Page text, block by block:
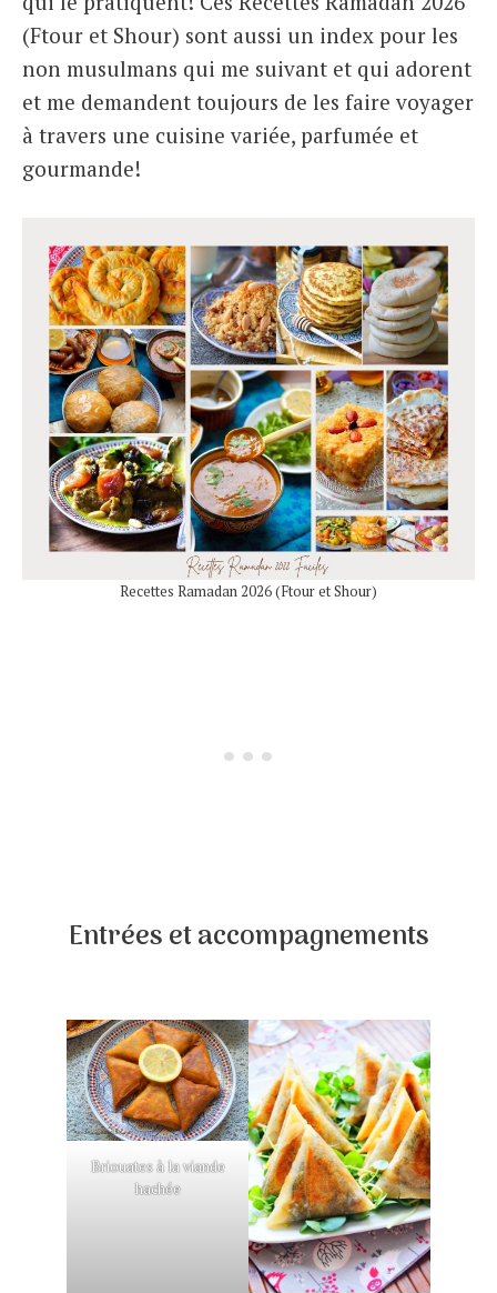
(Ftour et Shour) sont aussi un index pour les
non musulmans qui me suivant et qui adorent
et me demandent toujours de les faire voyager
à travers une cuisine variée, parfumée et
gourmande!
Recettes Ramadan 2026 (Ftour et Shour)
Entrées et accompagnements
Briouates à la viande
hachée